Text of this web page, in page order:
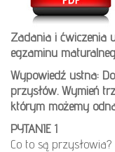
Zadania i ćwiczenia
egzaminu
Wypowiedź ustna:
przysłów. Wymień
którym możemy
PYTANIE 1
Co to są przysłowia?